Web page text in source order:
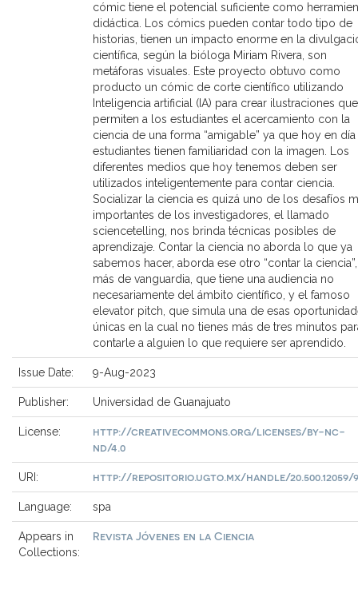
cómic tiene el potencial suficiente como
didáctica. Los cómics pueden contar todo tipo de
historias, tienen un impacto enorme en la
científica, según la bióloga Miriam Rivera, son
metáforas visuales. Este proyecto obtuvo como
producto un cómic de corte científico utilizando
Inteligencia artificial (IA) para crear ilustraciones que
permiten a los estudiantes el acercamiento con la
ciencia de una forma “amigable” ya que hoy en
estudiantes tienen familiaridad con la imagen. Los
diferentes medios que hoy tenemos deben ser
utilizados inteligentemente para contar ciencia.
Socializar la ciencia es quizá uno de los desafíos
importantes de los investigadores, el llamado
sciencetelling, nos brinda técnicas posibles de
aprendizaje. Contar la ciencia no aborda lo que ya
sabemos hacer, aborda ese otro “contar la ciencia”,
más de vanguardia, que tiene una audiencia no
necesariamente del ámbito científico, y el famoso
elevator pitch, que simula una de esas
únicas en la cual no tienes más de tres minutos
contarle a alguien lo que requiere ser aprendido.
Issue Date: 9-Aug-2023
Publisher: Universidad de Guanajuato
License:
http://creativecommons.org/licenses/by-nc-
nd/4.0
URI: http://repositorio.ugto.mx/handle/20.500.12059/
Language: spa
Appears in
Collections:
Revista Jóvenes en la Ciencia